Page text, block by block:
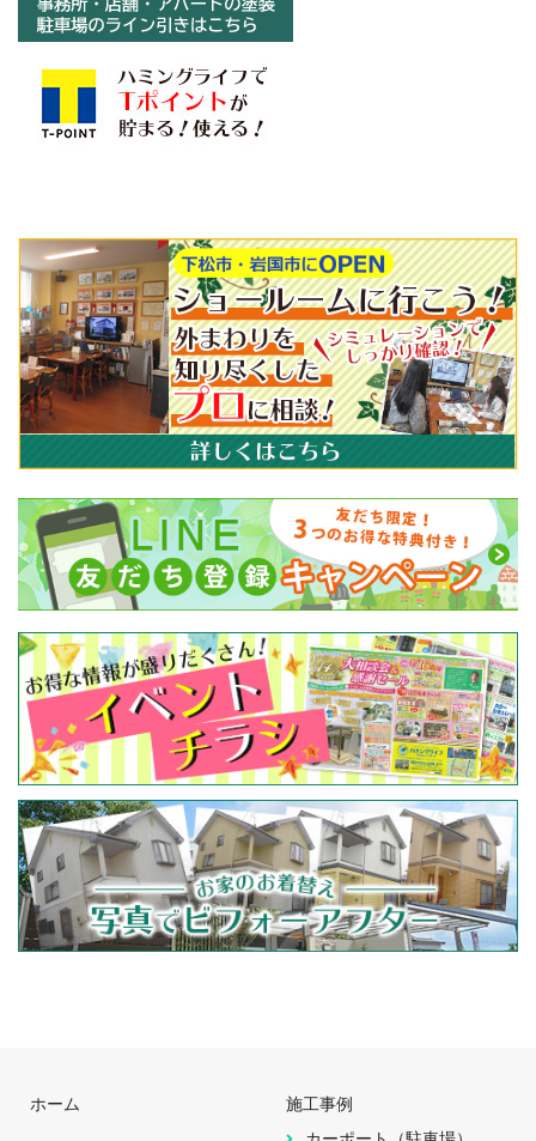
ホーム
施工事例